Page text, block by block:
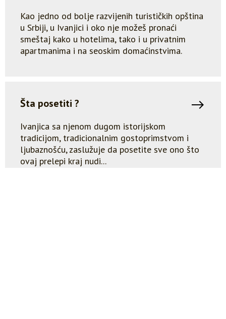
Kao jedno od bolje razvijenih turističkih opština
u Srbiji, u Ivanjici i oko nje možeš pronaći
smeštaj kako u hotelima, tako i u privatnim
apartmanima i na seoskim domaćinstvima.
Šta posetiti ?
Ivanjica sa njenom dugom istorijskom
tradicijom, tradicionalnim gostoprimstvom i
ljubaznošću, zaslužuje da posetite sve ono što
ovaj prelepi kraj nudi...